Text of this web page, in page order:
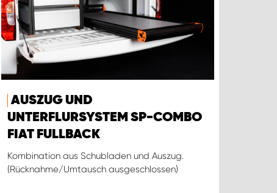
AUSZUG UND
UNTERFLURSYSTEM SP-COMBO
FIAT FULLBACK
Kombination aus Schubladen und Auszug.
(Rücknahme/Umtausch ausgeschlossen)